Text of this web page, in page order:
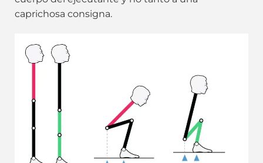
caprichosa consigna.